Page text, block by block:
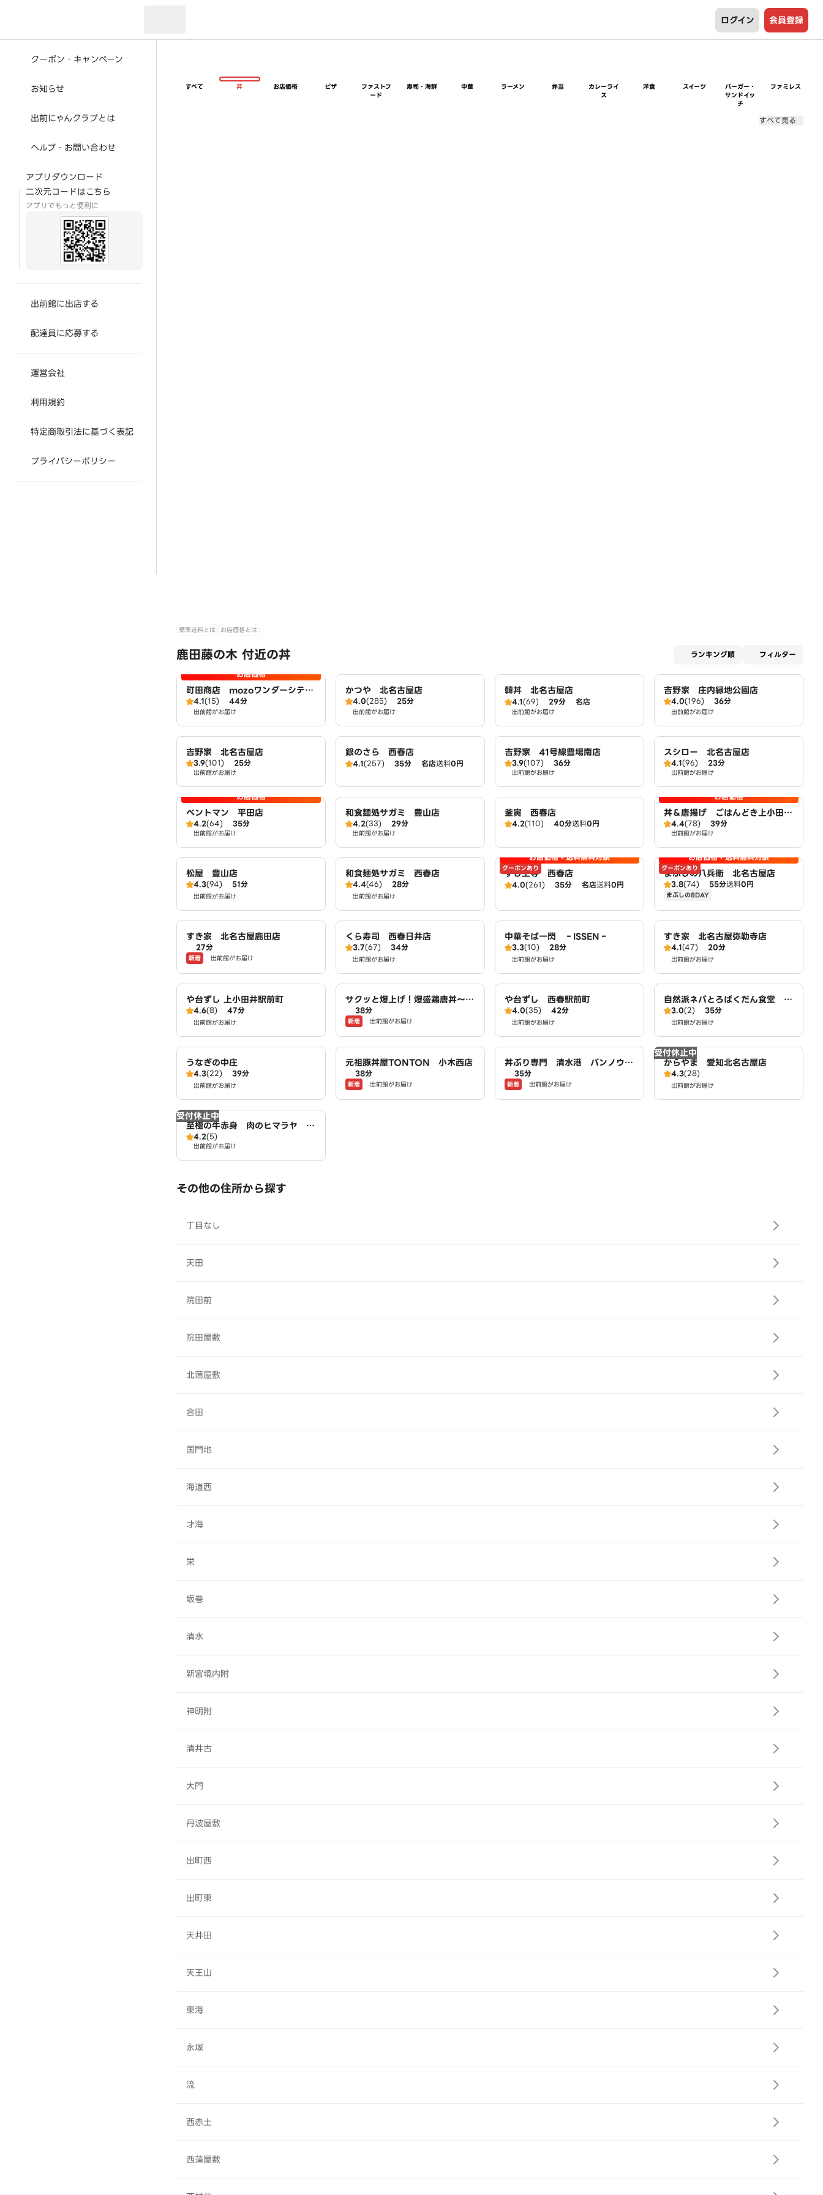
ログイン 会員登録
クーポン・キャンペーン
お知らせ
出前にゃんクラブとは
ヘルプ・お問い合わせ
アプリダウンロード
二次元コードはこちら
アプリでもっと便利に
出前館に出店する
配達員に応募する
運営会社
利用規約
特定商取引法に基づく表記
プライバシーポリシー
すべて 丼 お店価格 ピザ
ファストフ
ード
寿司・海鮮 中華 ラーメン 弁当
カレーライ
ス
洋食 スイーツ
バーガー・
サンドイッ
チ
ファミレス
すべて見る
標準送料とは お店価格とは
鹿田藤の木 付近の丼 ランキング順 フィルター
お店価格
町田商店 mozoワンダーシティ
店4.1(15) 44分
出前館がお届け
かつや 北名古屋店
4.0(285) 25分
出前館がお届け
韓丼 北名古屋店
4.1(69) 29分 名店
出前館がお届け
吉野家 庄内緑地公園店
4.0(196) 36分
出前館がお届け
吉野家 北名古屋店
3.9(101) 25分
出前館がお届け
銀のさら 西春店
4.1(257) 35分 名店送料0円
吉野家 41号線豊場南店
3.9(107) 36分
出前館がお届け
スシロー 北名古屋店
4.1(96) 23分
出前館がお届け
お店価格
ベントマン 平田店
4.2(64) 35分
出前館がお届け
和食麺処サガミ 豊山店
4.2(33) 29分
出前館がお届け
釜寅 西春店
4.2(110) 40分送料0円
お店価格
丼＆唐揚げ ごはんどき上小田井
駅前店
4.4(78) 39分
出前館がお届け
松屋 豊山店
4.3(94) 51分
出前館がお届け
和食麺処サガミ 西春店
4.4(46) 28分
出前館がお届け
クーポンあり
お店価格＋送料無料対象
すし上等 西春店
4.0(261) 35分 名店送料0円
クーポンあり
お店価格＋送料無料対象
まぶしの八兵衛 北名古屋店
3.8(74) 55分送料0円
まぶしの8DAY
すき家 北名古屋鹿田店
27分
新着 出前館がお届け
くら寿司 西春日井店
3.7(67) 34分
出前館がお届け
中華そば一閃 ‐ISSEN‐
3.3(10) 28分
出前館がお届け
すき家 北名古屋弥勒寺店
4.1(47) 20分
出前館がお届け
や台ずし 上小田井駅前町
4.6(8) 47分
出前館がお届け
サクッと爆上げ！爆盛鶏唐丼～唐
揚げ商店鳥一ミート 小木西店
38分
新着 出前館がお届け
や台ずし 西春駅前町
4.0(35) 42分
出前館がお届け
自然派ネバとろばくだん食堂 名
古屋五才美町店
3.0(2) 35分
出前館がお届け
うなぎの中庄
4.3(22) 39分
出前館がお届け
元祖豚丼屋TONTON 小木西店
38分
新着 出前館がお届け
丼ぶり専門 清水港 バンノウ水
産 師勝店
35分
新着 出前館がお届け
受付休止中
からやま 愛知北名古屋店
4.3(28)
出前館がお届け
受付休止中
至極の牛赤身 肉のヒマラヤ 夕
凪crab店
4.2(5)
出前館がお届け
その他の住所から探す
丁目なし
天田
院田前
院田屋敷
北蒲屋敷
合田
国門地
海道西
才海
栄
坂巻
清水
新宮境内附
神明附
清井古
大門
丹波屋敷
出町西
出町東
天井田
天王山
東海
永塚
流
西赤土
西蒲屋敷